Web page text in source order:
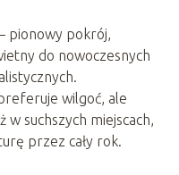
pionowy pokrój,
do nowoczesnych
wilgoć, ale
suchszych miejscach,
przez cały rok.